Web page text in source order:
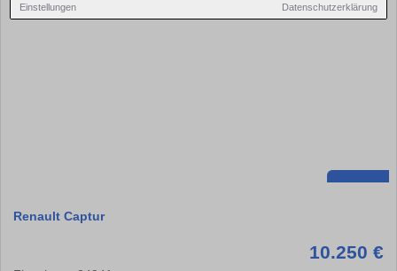
Einstellungen Datenschutzerklärung
Renault Captur
10.250 €